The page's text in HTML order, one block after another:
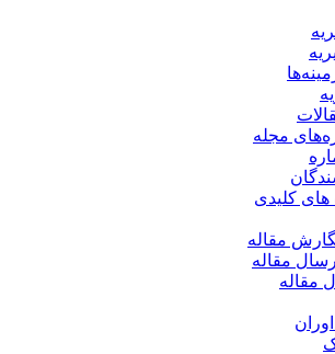
مجله
کلیدی
مقاله
مقاله